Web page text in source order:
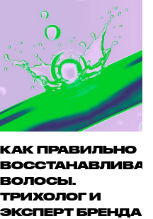
КАК ПРАВИЛЬНО
ВОЛОСЫ.
ТРИХОЛОГ И
ЭКСПЕРТ БРЕНДА